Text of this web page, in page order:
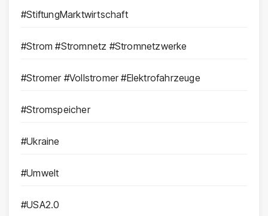
#StiftungMarktwirtschaft
#Strom #Stromnetz #Stromnetzwerke
#Stromer #Vollstromer #Elektrofahrzeuge
#Stromspeicher
#Ukraine
#Umwelt
#USA2.0